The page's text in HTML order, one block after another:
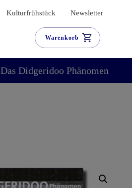
Kulturfrühstück Newsletter
Warenkorb
Das Didgeridoo Phänomen